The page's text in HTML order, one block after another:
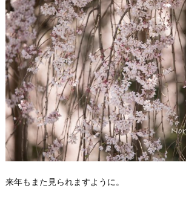
来年もまた見られますように。